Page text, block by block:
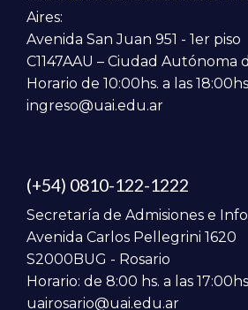
Aires:
Avenida San Juan 951 - 1er piso
C1147AAU – Ciudad Autónoma
Horario de 10:00hs. a las
ingreso@uai.edu.ar
(+54) 0810-122-1222
Secretaría de Admisiones e
Avenida Carlos Pellegrini 1620
S2000BUG - Rosario
Horario: de 8:00 hs. a las
uairosario@uai.edu.ar